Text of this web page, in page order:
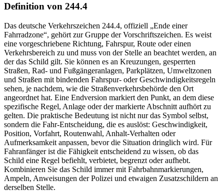
Definition von 244.4
Das deutsche Verkehrszeichen 244.4, offiziell „Ende einer
Fahrradzone“, gehört zur Gruppe der Vorschriftszeichen. Es weist
eine vorgeschriebene Richtung, Fahrspur, Route oder einen
Verkehrsbereich zu und muss von der Stelle an beachtet werden, an
der das Schild gilt. Sie können es an Kreuzungen, gesperrten
Straßen, Rad- und Fußgängeranlagen, Parkplätzen, Umweltzonen
und Straßen mit bindenden Fahrspur- oder Geschwindigkeitsregeln
sehen, je nachdem, wie die Straßenverkehrsbehörde den Ort
angeordnet hat. Eine Endversion markiert den Punkt, an dem diese
spezifische Regel, Anlage oder der markierte Abschnitt aufhört zu
gelten. Die praktische Bedeutung ist nicht nur das Symbol selbst,
sondern die Fahr-Entscheidung, die es auslöst: Geschwindigkeit,
Position, Vorfahrt, Routenwahl, Anhalt-Verhalten oder
Aufmerksamkeit anpassen, bevor die Situation dringlich wird. Für
Fahranfänger ist die Fähigkeit entscheidend zu wissen, ob das
Schild eine Regel befiehlt, verbietet, begrenzt oder aufhebt.
Kombinieren Sie das Schild immer mit Fahrbahnmarkierungen,
Ampeln, Anweisungen der Polizei und etwaigen Zusatzschildern an
derselben Stelle.